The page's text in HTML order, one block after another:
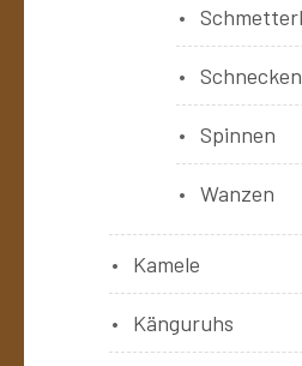
Schnecken
Spinnen
Wanzen
Kamele
Känguruhs